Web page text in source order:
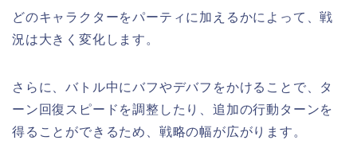
どのキャラクターをパーティに加えるかによって、戦
況は大きく変化します。
さらに、バトル中にバフやデバフをかけることで、タ
ーン回復スピードを調整したり、追加の行動ターンを
得ることができるため、戦略の幅が広がります。